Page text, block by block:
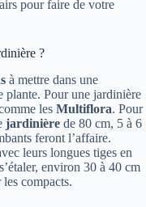
pour faire de votre
?
à mettre dans une
plante. Pour une jardinière
les Multiflora. Pour
jardinière de 80 cm, 5 à 6
feront l’affaire.
leurs longues tiges en
environ 30 à 40 cm
compacts.